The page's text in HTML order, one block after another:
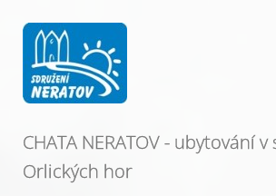
CHATA NERATOV - ubytování v
Orlických hor